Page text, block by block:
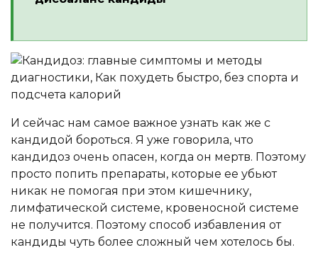
И сейчас нам самое важное узнать как же с
кандидой бороться. Я уже говорила, что
кандидоз очень опасен, когда он мертв. Поэтому
просто попить препараты, которые ее убьют
никак не помогая при этом кишечнику,
лимфатической системе, кровеносной системе
не получится. Поэтому способ избавления от
кандиды чуть более сложный чем хотелось бы.